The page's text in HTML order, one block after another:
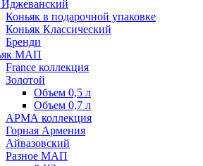
Коньяк в подарочной упаковке
Коньяк Классический
Бренди
МАП
France коллекция
Золотой
Объем 0,5 л
Объем 0,7 л
АРМА коллекция
Горная Армения
Айвазовский
Разное МАП